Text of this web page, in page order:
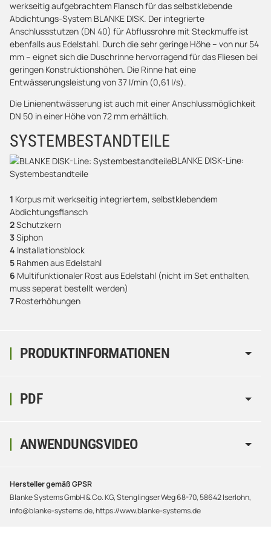
PRODUKTINFORMATIONEN
werkseitig aufgebrachtem Flansch für das selbstklebende
Abdichtungs-System BLANKE DISK. Der integrierte
Anschlussstutzen (DN 40) für Abflussrohre mit Steckmuffe ist
ebenfalls aus Edelstahl. Durch die sehr geringe Höhe – von nur 54
mm – eignet sich die Duschrinne hervorragend für das Fliesen bei
geringen Konstruktionshöhen. Die Rinne hat eine
Entwässerungsleistung von 37 l/min (0,61 l/s).
Die Linienentwässerung ist auch mit einer Anschlussmöglichkeit
DN 50 in einer Höhe von 72 mm erhältlich.
SYSTEMBESTANDTEILE
BLANKE DISK-Line:
Systembestandteile
1 Korpus mit werkseitig integriertem, selbstklebendem
Abdichtungsflansch
2Schutzkern
3Siphon
4 Installationsblock
5 Rahmen aus Edelstahl
6 Multifunktionaler Rost aus Edelstahl (nicht im Set enthalten,
muss seperat bestellt werden)
7 Rosterhöhungen
PDF
ANWENDUNGSVIDEO
Hersteller gemäß GPSR
Blanke Systems GmbH & Co. KG, Stenglingser Weg 68-70, 58642 Iserlohn,
info@blanke-systems.de, https://www.blanke-systems.de